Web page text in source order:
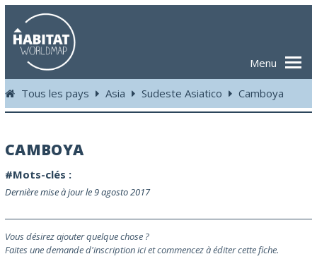
Menu
Tous les pays Asia Sudeste Asiatico Camboya
CAMBOYA
#Mots-clés :
Dernière mise à jour le 9 agosto 2017
Vous désirez ajouter quelque chose ?
Faites une demande d'inscription ici et commencez à éditer cette fiche.